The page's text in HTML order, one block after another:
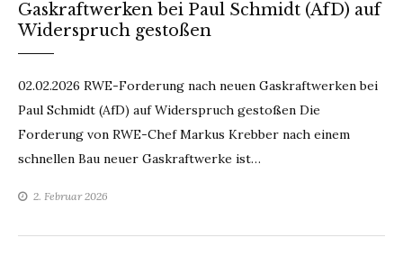
Gaskraftwerken bei Paul Schmidt (AfD) auf
Widerspruch gestoßen
02.02.2026 RWE-Forderung nach neuen Gaskraftwerken bei
Paul Schmidt (AfD) auf Widerspruch gestoßen Die
Forderung von RWE-Chef Markus Krebber nach einem
schnellen Bau neuer Gaskraftwerke ist…
2. Februar 2026